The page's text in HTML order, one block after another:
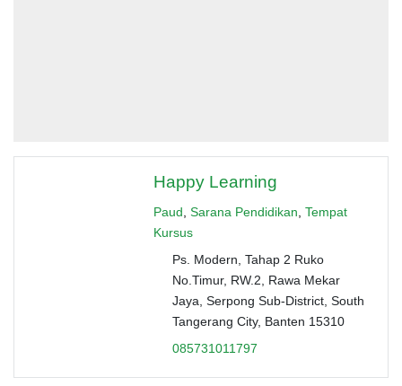
Happy Learning
Paud Sarana Pendidikan Tempat
Kursus
Ps. Modern, Tahap 2 Ruko
No.Timur, RW.2, Rawa Mekar
Jaya, Serpong Sub-District, South
Tangerang City, Banten 15310
085731011797